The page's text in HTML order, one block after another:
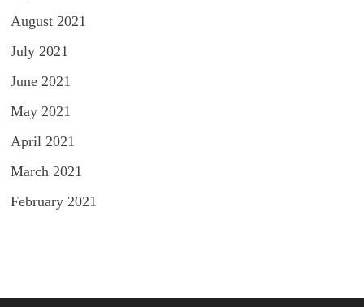
August 2021
July 2021
June 2021
May 2021
April 2021
March 2021
February 2021